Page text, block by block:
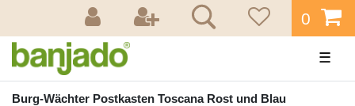
0
☰
Burg-Wächter Postkasten Toscana Rost und Blau